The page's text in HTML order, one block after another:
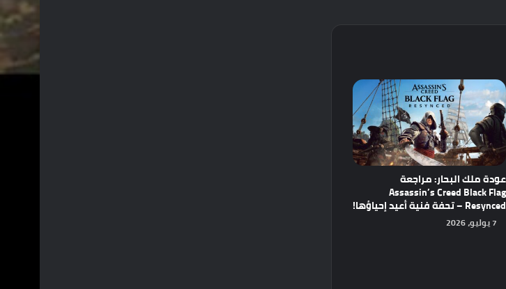
عودة ملك البحار: مراجعة
Assassin’s Creed Black Flag
Resynced – تحفة فنية أعيد إحياؤها!
7 يوليو، 2026